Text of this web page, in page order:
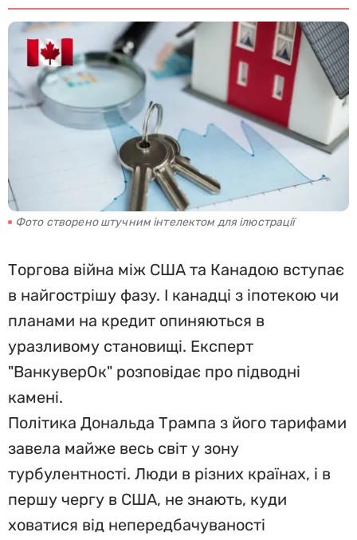
Фото створено штучним інтелектом для ілюстрації
Торгова війна між США та Канадою вступає
в найгострішу фазу. І канадці з іпотекою чи
планами на кредит опиняються в
уразливому становищі. Експерт
"ВанкуверОк" розповідає про підводні
камені.
Політика Дональда Трампа з його тарифами
завела майже весь світ у зону
турбулентності. Люди в різних країнах, і в
першу чергу в США, не знають, куди
ховатися від непередбачуваності